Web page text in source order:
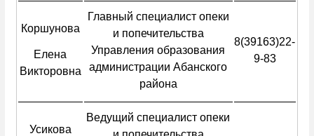
Коршунова
Елена
Викторовна
Главный специалист опеки
и попечительства
Управления образования
администрации Абанского
района
8(39163)22-
9-83
Усикова
Ведущий специалист опеки